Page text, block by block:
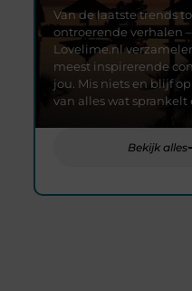
Van de laatste trends
ontroerende verhalen
Lovelime.nl
meest inspirerende
jou. Mis niets en blijf
van alles wat sprankelt
Bekijk alles